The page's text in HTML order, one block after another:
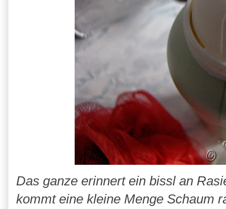
Das ganze erinnert ein bissl an
kommt eine kleine Menge Schaum